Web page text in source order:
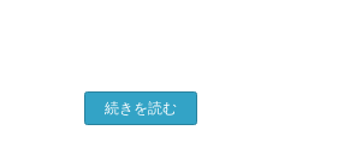
続きを読む